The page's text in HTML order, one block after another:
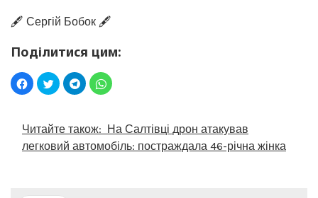
🖋️ Сергій Бобок 🖋️
Поділитися цим:
Читайте також: На Салтівці дрон атакував
легковий автомобіль: постраждала 46-річна жінка